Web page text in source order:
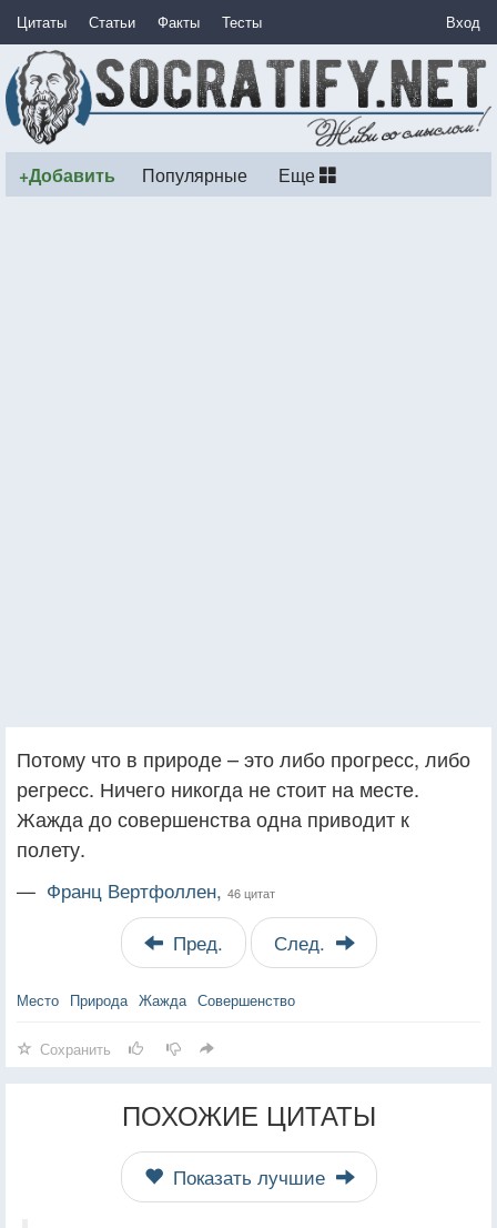
Цитаты Статьи Факты Тесты Вход
+Добавить Популярные Еще
Потому что в природе – это либо прогресс, либо
регресс. Ничего никогда не стоит на месте.
Жажда до совершенства одна приводит к
полету.
— Франц Вертфоллен, 46 цитат
Пред. След.
Место Природа Жажда Совершенство
Сохранить
ПОХОЖИЕ ЦИТАТЫ
Показать лучшие